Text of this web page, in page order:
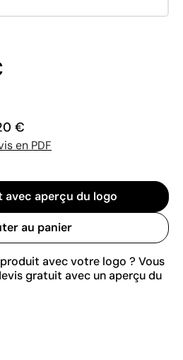
€
en PDF
avec aperçu du logo
au panier
avec votre logo ? Vous
gratuit avec un aperçu du